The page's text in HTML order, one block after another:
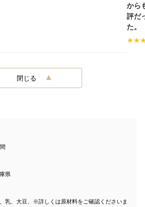
から
評だ
た。
★★
閉じる
県
乳、大豆、※詳しくは原材料をご確認くださいま